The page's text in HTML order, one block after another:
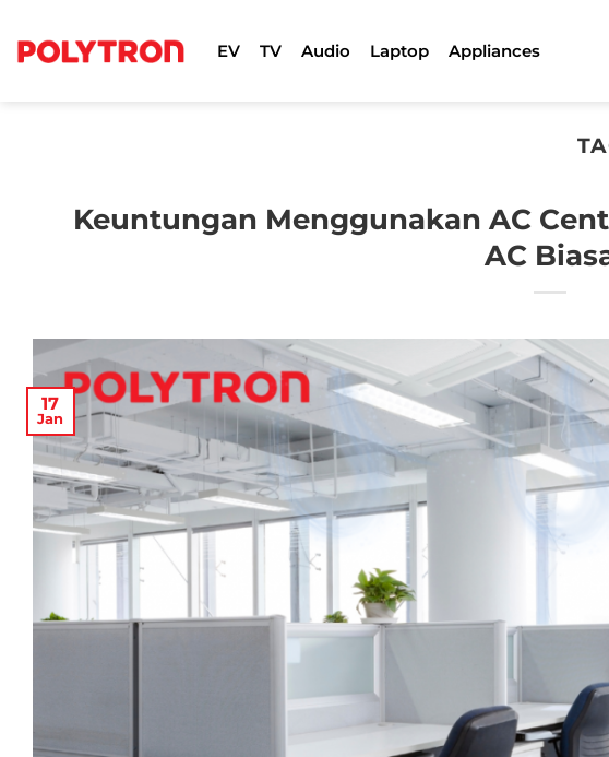
content
EV TV Audio Laptop Appliances
Keuntungan Menggunakan AC
AC
17
Jan